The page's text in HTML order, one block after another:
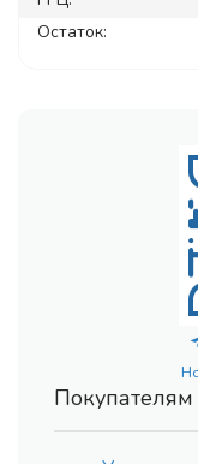
Остаток:
Покупателям